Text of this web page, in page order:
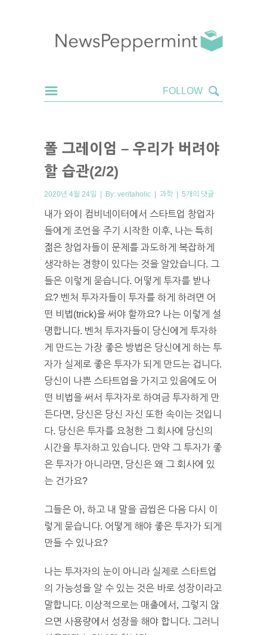
폴 그레이엄 – 우리가 버려야
할 습관(2/2)
2020년 4월 24일 | By: veritaholic | 과학 | 5개의 댓글
내가 와이 컴비네이터에서 스타트업 창업자
들에게 조언을 주기 시작한 이후, 나는 특히
젊은 창업자들이 문제를 과도하게 복잡하게
생각하는 경향이 있다는 것을 알았습니다. 그
들은 이렇게 묻습니다. 어떻게 투자를 받나
요? 벤처 투자자들이 투자를 하게 하려면 어
떤 비법(trick)을 써야 할까요? 나는 이렇게 설
명합니다. 벤처 투자자들이 당신에게 투자하
게 만드는 가장 좋은 방법은 당신에게 하는 투
자가 실제로 좋은 투자가 되게 만드는 겁니다.
당신이 나쁜 스타트업을 가지고 있음에도 어
떤 비법을 써서 투자자로 하여금 투자하게 만
든다면, 당신은 당신 자신 또한 속이는 것입니
다. 당신은 투자를 요청한 그 회사에 당신의
시간을 투자하고 있습니다. 만약 그 투자가 좋
은 투자가 아니라면, 당신은 왜 그 회사에 있
는 건가요?
그들은 아, 하고 내 말을 곱씹은 다음 다시 이
렇게 묻습니다. 어떻게 해야 좋은 투자가 되게
만들 수 있나요?
나는 투자자의 눈이 아니라 실제로 스타트업
의 가능성을 알 수 있는 것은 바로 성장이라고
말합니다. 이상적으로는 매출에서, 그렇지 않
으면 사용량에서 성장을 해야 합니다. 그러니